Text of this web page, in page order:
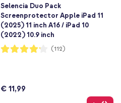
Selencia Duo Pack
Screenprotector Apple iPad 11
(2025) 11 inch A16 / iPad 10
(2022) 10.9 inch
Waardering:
83%
(112)
€ 11,99